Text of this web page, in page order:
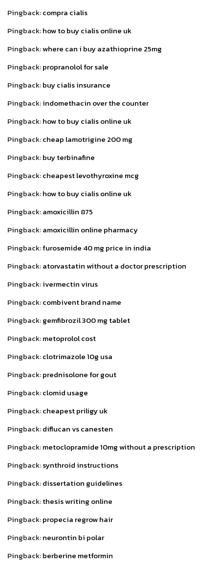
Pingback:compra cialis
Pingback:how to buy cialis online uk
Pingback:where can i buy azathioprine 25mg
Pingback:propranolol for sale
Pingback:buy cialis insurance
Pingback:indomethacin over the counter
Pingback:how to buy cialis online uk
Pingback:cheap lamotrigine 200 mg
Pingback:buy terbinafine
Pingback:cheapest levothyroxine mcg
Pingback:how to buy cialis online uk
Pingback:amoxicillin 875
Pingback:amoxicillin online pharmacy
Pingback:furosemide 40 mg price in india
Pingback:atorvastatin without a doctor prescription
Pingback:ivermectin virus
Pingback:combivent brand name
Pingback:gemfibrozil 300 mg tablet
Pingback:metoprolol cost
Pingback:clotrimazole 10g usa
Pingback:prednisolone for gout
Pingback:clomid usage
Pingback:cheapest priligy uk
Pingback:diflucan vs canesten
Pingback:metoclopramide 10mg without a prescription
Pingback:synthroid instructions
Pingback:dissertation guidelines
Pingback:thesis writing online
Pingback:propecia regrow hair
Pingback:neurontin bi polar
Pingback:berberine metformin